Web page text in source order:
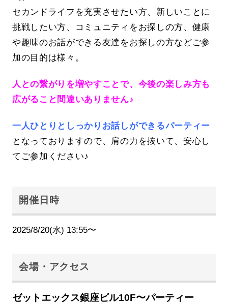
セカンドライフを充実させたい方、新しいことに
挑戦したい方、コミュニティをお探しの方、健康
や趣味のお話ができる友達をお探しの方などご参
加の目的は様々。
人との繋がりを増やすことで、今後の楽しみ方も
広がること間違いありません♪
一人ひとりとしっかりお話しができるパーティー
となっておりますので、肩の力を抜いて、安心し
てご参加ください♪
開催日時
2025/8/20(水) 13:55〜
会場・アクセス
ゼットエックス銀座ビル10F〜パーティー